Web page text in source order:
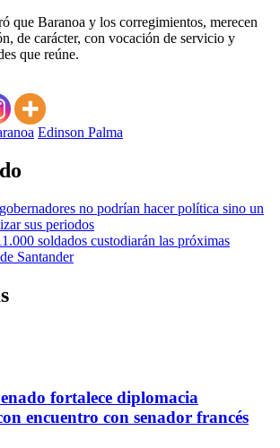
que Baranoa y los corregimientos, merecen
de carácter, con vocación de servicio y
que reúne.
Edinson Palma
no podrían hacer política sino un
sus periodos
soldados custodiarán las próximas
Santander
fortalece diplomacia
encuentro con senador francés